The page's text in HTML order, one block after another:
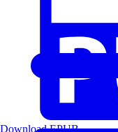
Download EPUB